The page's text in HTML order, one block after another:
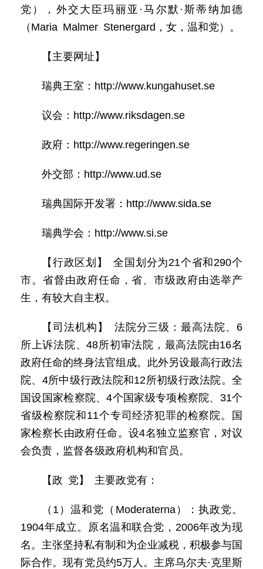
党），外交大臣玛丽亚·马尔默·斯蒂纳加德
（Maria Malmer Stenergard，女，温和党）。
【主要网址】
瑞典王室：http://www.kungahuset.se
议会：http://www.riksdagen.se
政府：http://www.regeringen.se
外交部：http://www.ud.se
瑞典国际开发署：http://www.sida.se
瑞典学会：http://www.si.se
【行政区划】 全国划分为21个省和290个
市。省督由政府任命，省、市级政府由选举产
生，有较大自主权。
【司法机构】 法院分三级：最高法院、6
所上诉法院、48所初审法院，最高法院由16名
政府任命的终身法官组成。此外另设最高行政法
院、4所中级行政法院和12所初级行政法院。全
国设国家检察院、4个国家级专项检察院、31个
省级检察院和11个专司经济犯罪的检察院。国
家检察长由政府任命。设4名独立监察官，对议
会负责，监督各级政府机构和官员。
【政 党】 主要政党有：
（1）温和党（Moderaterna）：执政党。
1904年成立。原名温和联合党，2006年改为现
名。主张坚持私有制和为企业减税，积极参与国
际合作。现有党员约5万人。主席乌尔夫·克里斯